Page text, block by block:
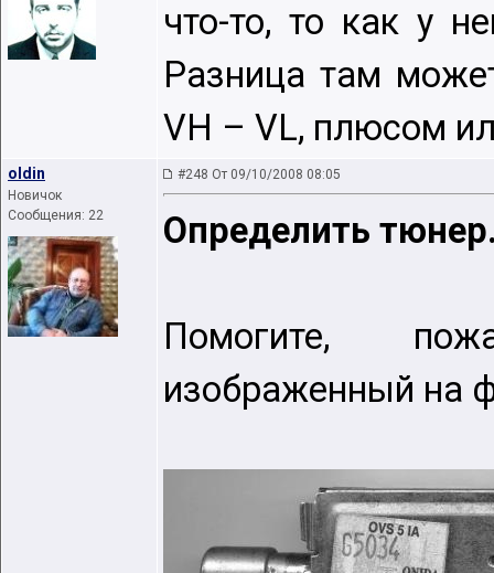
что-то, то как у
Разница там
VH – VL, плюсом
oldin
Новичок
Сообщения: 22
#248 От 09/10/2008 08:05
Определить
Помогите,
изображенный на